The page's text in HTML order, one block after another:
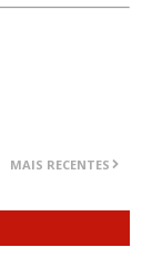
MAIS RECENTES